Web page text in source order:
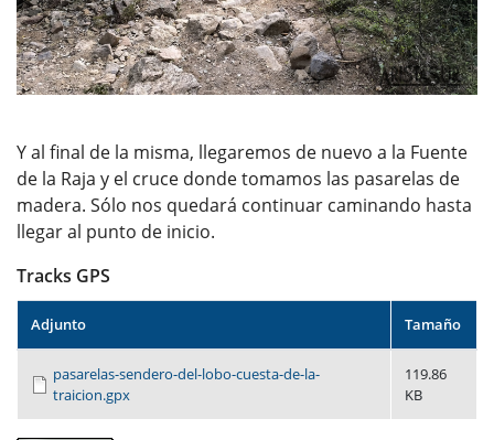
Y al final de la misma, llegaremos de nuevo a la Fuente
de la Raja y el cruce donde tomamos las pasarelas de
madera. Sólo nos quedará continuar caminando hasta
llegar al punto de inicio.
Tracks GPS
Adjunto Tamaño
pasarelas-sendero-del-lobo-cuesta-de-la-
traicion.gpx
119.86
KB